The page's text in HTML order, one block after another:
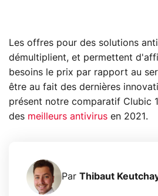
Les offres pour des solutions
démultiplient, et permettent
besoins le prix par rapport au
être au fait des dernières
présent notre comparatif Clubic
des meilleurs antivirus en 2021.
Par Thibaut